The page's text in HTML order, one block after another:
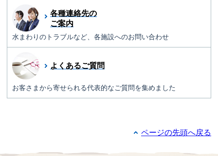
各種連絡先の
ご案内
水まわりのトラブルなど、各施設へのお問い合わせ
よくあるご質問
お客さまから寄せられる代表的なご質問を集めました
ページの先頭へ戻る